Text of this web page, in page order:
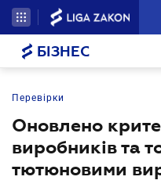
БІЗНЕС
Перевірки
Оновлено
виробників та
тютюновими